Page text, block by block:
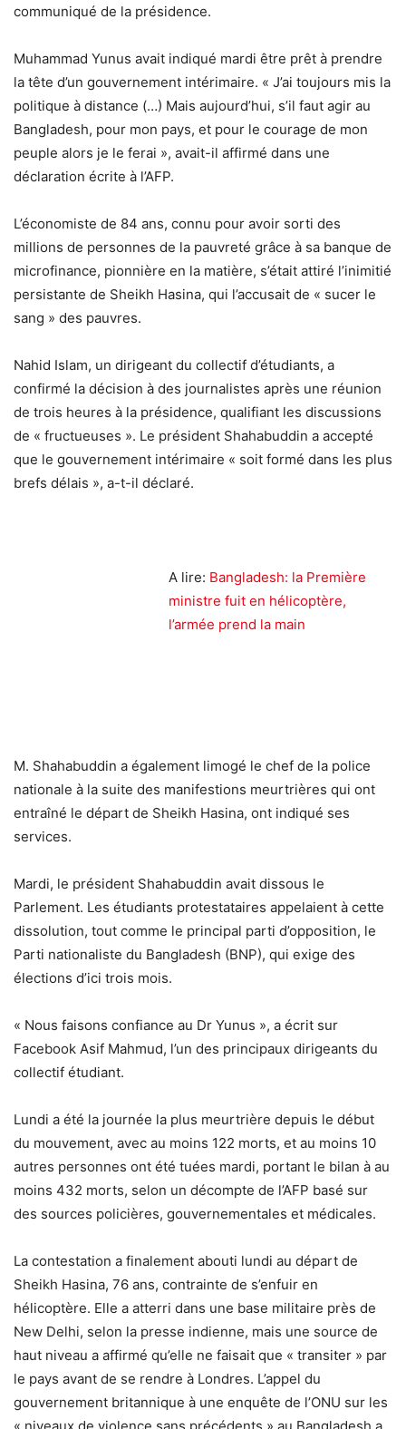
communiqué de la présidence.
Muhammad Yunus avait indiqué mardi être prêt à prendre
la tête d’un gouvernement intérimaire. « J’ai toujours mis la
politique à distance (…) Mais aujourd’hui, s’il faut agir au
Bangladesh, pour mon pays, et pour le courage de mon
peuple alors je le ferai », avait-il affirmé dans une
déclaration écrite à l’AFP.
L’économiste de 84 ans, connu pour avoir sorti des
millions de personnes de la pauvreté grâce à sa banque de
microfinance, pionnière en la matière, s’était attiré l’inimitié
persistante de Sheikh Hasina, qui l’accusait de « sucer le
sang » des pauvres.
Nahid Islam, un dirigeant du collectif d’étudiants, a
confirmé la décision à des journalistes après une réunion
de trois heures à la présidence, qualifiant les discussions
de « fructueuses ». Le président Shahabuddin a accepté
que le gouvernement intérimaire « soit formé dans les plus
brefs délais », a-t-il déclaré.
A lire: Bangladesh: la Première
ministre fuit en hélicoptère,
l’armée prend la main
M. Shahabuddin a également limogé le chef de la police
nationale à la suite des manifestions meurtrières qui ont
entraîné le départ de Sheikh Hasina, ont indiqué ses
services.
Mardi, le président Shahabuddin avait dissous le
Parlement. Les étudiants protestataires appelaient à cette
dissolution, tout comme le principal parti d’opposition, le
Parti nationaliste du Bangladesh (BNP), qui exige des
élections d’ici trois mois.
« Nous faisons confiance au Dr Yunus », a écrit sur
Facebook Asif Mahmud, l’un des principaux dirigeants du
collectif étudiant.
Lundi a été la journée la plus meurtrière depuis le début
du mouvement, avec au moins 122 morts, et au moins 10
autres personnes ont été tuées mardi, portant le bilan à au
moins 432 morts, selon un décompte de l’AFP basé sur
des sources policières, gouvernementales et médicales.
La contestation a finalement abouti lundi au départ de
Sheikh Hasina, 76 ans, contrainte de s’enfuir en
hélicoptère. Elle a atterri dans une base militaire près de
New Delhi, selon la presse indienne, mais une source de
haut niveau a affirmé qu’elle ne faisait que « transiter » par
le pays avant de se rendre à Londres. L’appel du
gouvernement britannique à une enquête de l’ONU sur les
« niveaux de violence sans précédents » au Bangladesh a